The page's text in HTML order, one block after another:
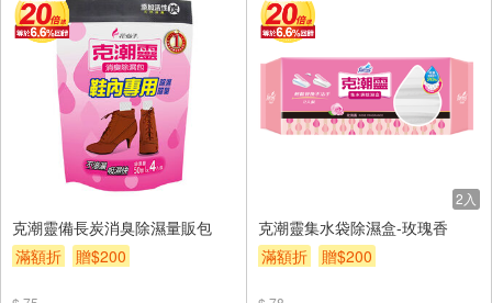
克潮靈備長炭消臭除濕量販包
滿額折
贈$200
2入
克潮靈集水袋除濕盒-玫瑰香
滿額折
贈$200